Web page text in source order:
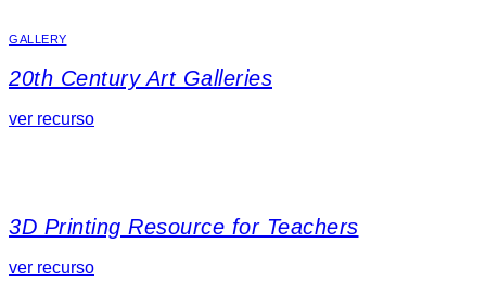
GALLERY
20th Century Art Galleries
ver recurso
3D Printing Resource for Teachers
ver recurso